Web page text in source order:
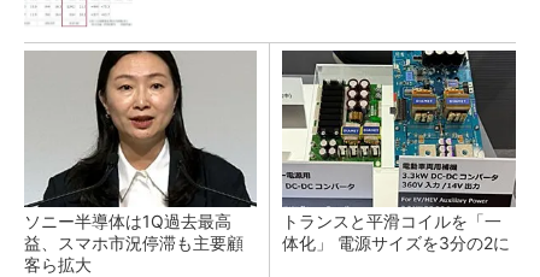
ソニー半導体は1Q過去最高
益、スマホ市況停滞も主要顧
客ら拡大
トランスと平滑コイルを「一
体化」 電源サイズを3分の2に